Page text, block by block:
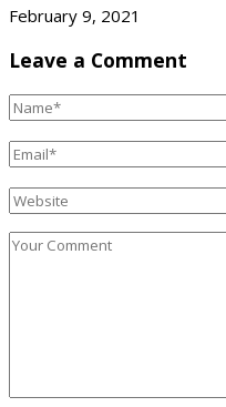
February 9, 2021
Leave a Comment